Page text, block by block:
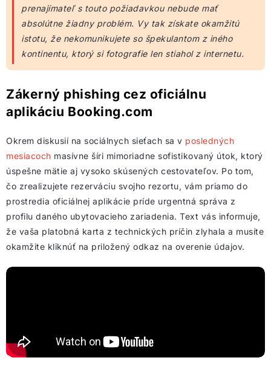
prenajímateľ s touto požiadavkou nebude mať
absolútne žiadny problém. Vy tak získate okamžitú
istotu, že nekomunikujete so špekulantom z iného
kontinentu, ktorý si fotografie len stiahol z internetu.
Zákerný phishing cez oficiálnu
aplikáciu Booking.com
Okrem diskusií na sociálnych sieťach sa v posledných
mesiacoch masívne šíri mimoriadne sofistikovaný útok, ktorý
úspešne mätie aj vysoko skúsených cestovateľov. Po tom,
čo zrealizujete rezerváciu svojho rezortu, vám priamo do
prostredia oficiálnej aplikácie príde urgentná správa z
profilu daného ubytovacieho zariadenia. Text vás informuje,
že vaša platobná karta z technických príčin zlyhala a musíte
okamžite kliknúť na priložený odkaz na overenie údajov.